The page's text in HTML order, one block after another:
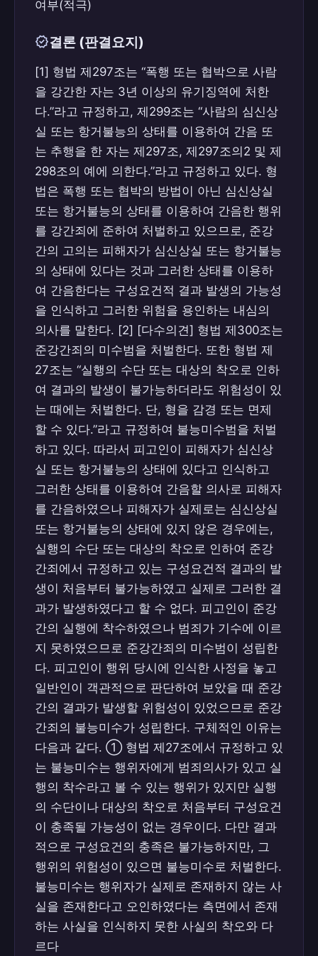
여부(적극)
verified결론 (판결요지)
[1] 형법 제297조는 “폭행 또는 협박으로 사람
을 강간한 자는 3년 이상의 유기징역에 처한
다.”라고 규정하고, 제299조는 “사람의 심신상
실 또는 항거불능의 상태를 이용하여 간음 또
는 추행을 한 자는 제297조, 제297조의2 및 제
298조의 예에 의한다.”라고 규정하고 있다. 형
법은 폭행 또는 협박의 방법이 아닌 심신상실
또는 항거불능의 상태를 이용하여 간음한 행위
를 강간죄에 준하여 처벌하고 있으므로, 준강
간의 고의는 피해자가 심신상실 또는 항거불능
의 상태에 있다는 것과 그러한 상태를 이용하
여 간음한다는 구성요건적 결과 발생의 가능성
을 인식하고 그러한 위험을 용인하는 내심의
의사를 말한다. [2] [다수의견] 형법 제300조는
준강간죄의 미수범을 처벌한다. 또한 형법 제
27조는 “실행의 수단 또는 대상의 착오로 인하
여 결과의 발생이 불가능하더라도 위험성이 있
는 때에는 처벌한다. 단, 형을 감경 또는 면제
할 수 있다.”라고 규정하여 불능미수범을 처벌
하고 있다. 따라서 피고인이 피해자가 심신상
실 또는 항거불능의 상태에 있다고 인식하고
그러한 상태를 이용하여 간음할 의사로 피해자
를 간음하였으나 피해자가 실제로는 심신상실
또는 항거불능의 상태에 있지 않은 경우에는,
실행의 수단 또는 대상의 착오로 인하여 준강
간죄에서 규정하고 있는 구성요건적 결과의 발
생이 처음부터 불가능하였고 실제로 그러한 결
과가 발생하였다고 할 수 없다. 피고인이 준강
간의 실행에 착수하였으나 범죄가 기수에 이르
지 못하였으므로 준강간죄의 미수범이 성립한
다. 피고인이 행위 당시에 인식한 사정을 놓고
일반인이 객관적으로 판단하여 보았을 때 준강
간의 결과가 발생할 위험성이 있었으므로 준강
간죄의 불능미수가 성립한다. 구체적인 이유는
다음과 같다. ① 형법 제27조에서 규정하고 있
는 불능미수는 행위자에게 범죄의사가 있고 실
행의 착수라고 볼 수 있는 행위가 있지만 실행
의 수단이나 대상의 착오로 처음부터 구성요건
이 충족될 가능성이 없는 경우이다. 다만 결과
적으로 구성요건의 충족은 불가능하지만, 그
행위의 위험성이 있으면 불능미수로 처벌한다.
불능미수는 행위자가 실제로 존재하지 않는 사
실을 존재한다고 오인하였다는 측면에서 존재
하는 사실을 인식하지 못한 사실의 착오와 다
르다